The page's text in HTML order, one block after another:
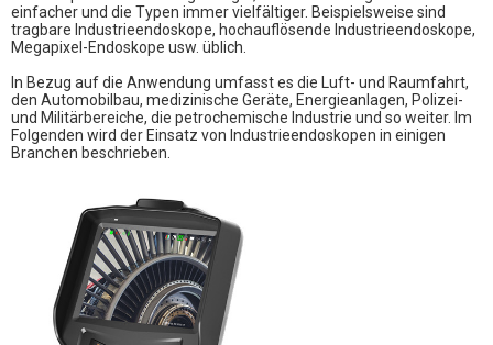
einfacher und die Typen immer vielfältiger. Beispielsweise sind
tragbare Industrieendoskope, hochauflösende Industrieendoskope,
Megapixel-Endoskope usw. üblich.
In Bezug auf die Anwendung umfasst es die Luft- und Raumfahrt,
den Automobilbau, medizinische Geräte, Energieanlagen, Polizei-
und Militärbereiche, die petrochemische Industrie und so weiter. Im
Folgenden wird der Einsatz von Industrieendoskopen in einigen
Branchen beschrieben.